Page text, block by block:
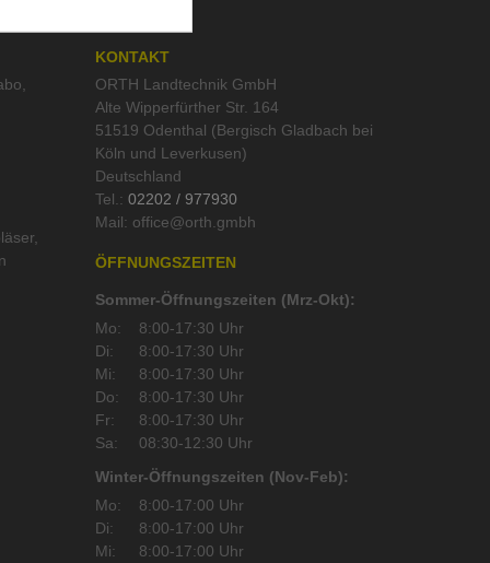
KONTAKT
ORTH Landtechnik GmbH
Alte Wipperfürther Str. 164
51519 Odenthal (Bergisch Gladbach bei
Köln und Leverkusen)
Deutschland
Tel.: 02202 / 977930
Mail:
ÖFFNUNGSZEITEN
Sommer-Öffnungszeiten (Mrz-Okt):
Mo:
8:00-17:30 Uhr
Di:
8:00-17:30 Uhr
Mi:
8:00-17:30 Uhr
Do:
8:00-17:30 Uhr
Fr:
8:00-17:30 Uhr
Sa:
08:30-12:30 Uhr
Winter-Öffnungszeiten (Nov-Feb):
Mo:
8:00-17:00 Uhr
Di:
8:00-17:00 Uhr
Mi:
8:00-17:00 Uhr